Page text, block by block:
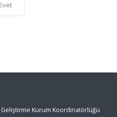
Evet
Kurum Koordinatörlüğü